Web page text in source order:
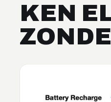
KEN